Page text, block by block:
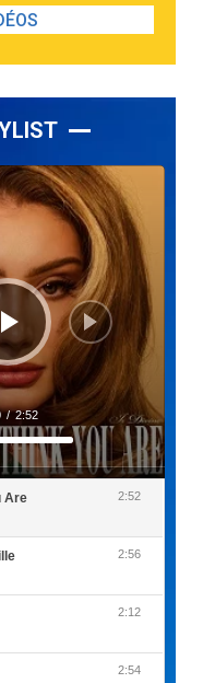
/ 2:52
Are
2:52
2:56
2:12
2:54